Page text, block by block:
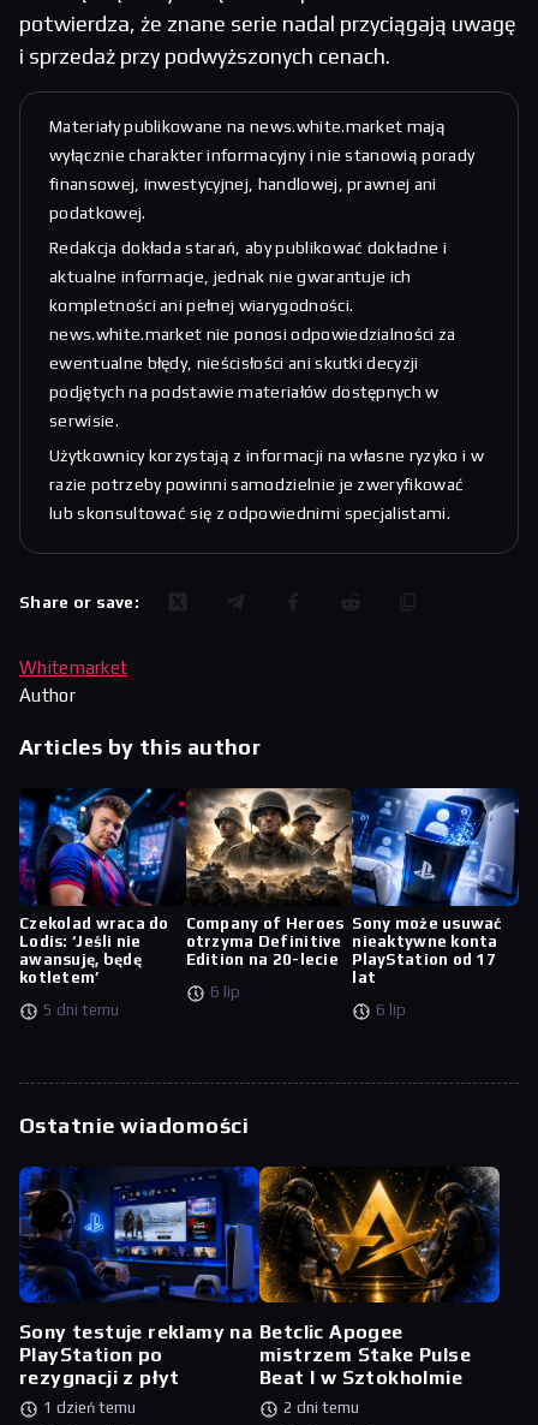
potwierdza, że znane serie nadal przyciągają uwagę
i sprzedaż przy podwyższonych cenach.
Materiały publikowane na news.white.market mają
wyłącznie charakter informacyjny i nie stanowią porady
finansowej, inwestycyjnej, handlowej, prawnej ani
podatkowej.
Redakcja dokłada starań, aby publikować dokładne i
aktualne informacje, jednak nie gwarantuje ich
kompletności ani pełnej wiarygodności.
news.white.market nie ponosi odpowiedzialności za
ewentualne błędy, nieścisłości ani skutki decyzji
podjętych na podstawie materiałów dostępnych w
serwisie.
Użytkownicy korzystają z informacji na własne ryzyko i w
razie potrzeby powinni samodzielnie je zweryfikować
lub skonsultować się z odpowiednimi specjalistami.
Share or save:
Whitemarket
Author
Articles by this author
Czekolad wraca do
Lodis: ‘Jeśli nie
awansuję, będę
kotletem’
5 dni temu
Company of Heroes
otrzyma Definitive
Edition na 20-lecie
6 lip
Sony może usuwać
nieaktywne konta
PlayStation od 17
lat
6 lip
Ostatnie wiadomości
Sony testuje reklamy na
PlayStation po
rezygnacji z płyt
1 dzień temu
Betclic Apogee
mistrzem Stake Pulse
Beat I w Sztokholmie
2 dni temu